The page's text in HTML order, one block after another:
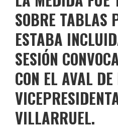
SOBRE TABLAS
ESTABA
SESIÓN
CON EL AVAL
VILLARRUEL.